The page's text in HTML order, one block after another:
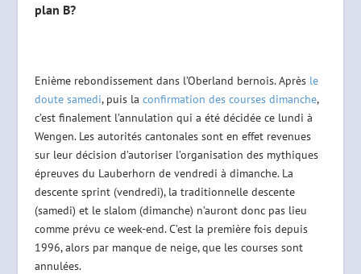
plan B?
Enième rebondissement dans l’Oberland bernois. Après le
doute samedi, puis la confirmation des courses dimanche,
c’est finalement l’annulation qui a été décidée ce lundi à
Wengen. Les autorités cantonales sont en effet revenues
sur leur décision d’autoriser l’organisation des mythiques
épreuves du Lauberhorn de vendredi à dimanche. La
descente sprint (vendredi), la traditionnelle descente
(samedi) et le slalom (dimanche) n’auront donc pas lieu
comme prévu ce week-end. C’est la première fois depuis
1996, alors par manque de neige, que les courses sont
annulées.